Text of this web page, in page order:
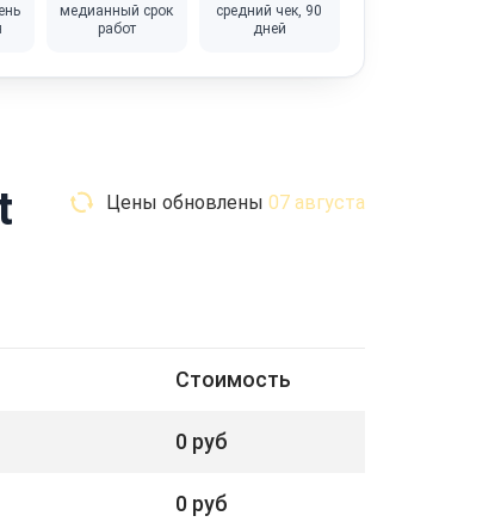
медианный срок
работ
средний чек, 90
дней
Цены обновлены 07 августа
Стоимость
0 руб
0 руб